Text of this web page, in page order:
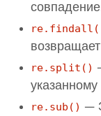
re.split()
re.sub() —